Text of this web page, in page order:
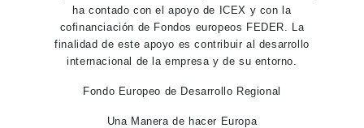
ha contado con el apoyo de ICEX y con la
cofinanciación de Fondos europeos FEDER. La
finalidad de este apoyo es contribuir al desarrollo
internacional de la empresa y de su entorno.
Fondo Europeo de Desarrollo Regional
Una Manera de hacer Europa